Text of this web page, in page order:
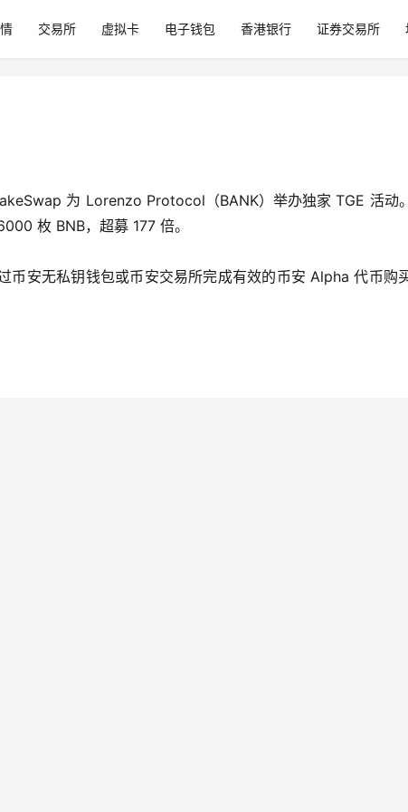
交易所 虚拟卡 电子钱包 香港银行 证券交易所
为 Lorenzo Protocol（BANK）举办独家 TGE 活动
枚 BNB，超募 177 倍。
币安无私钥钱包或币安交易所完成有效的币安 Alpha 代币购